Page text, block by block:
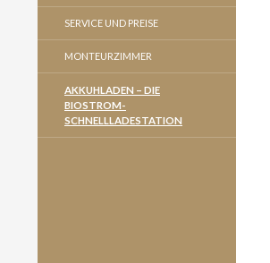
SERVICE UND PREISE
MONTEURZIMMER
AKKUHLADEN – DIE
BIOSTROM-
SCHNELLLADESTATION